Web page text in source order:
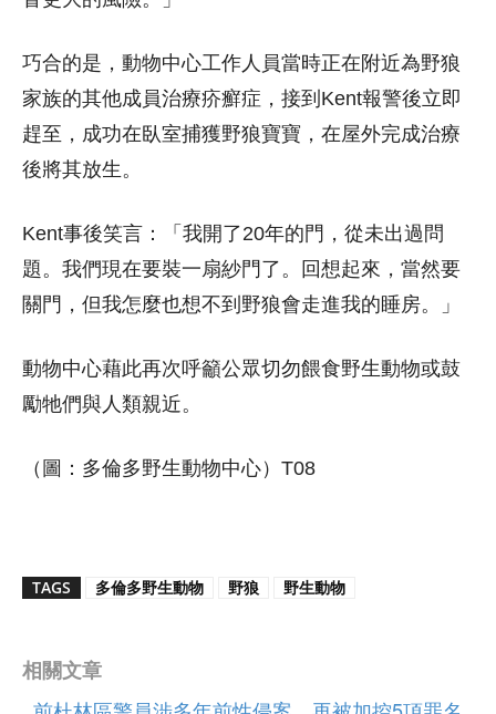
巧合的是，動物中心工作人員當時正在附近為野狼
家族的其他成員治療疥癬症，接到Kent報警後立即
趕至，成功在臥室捕獲野狼寶寶，在屋外完成治療
後將其放生。
Kent事後笑言：「我開了20年的門，從未出過問
題。我們現在要裝一扇紗門了。回想起來，當然要
關門，但我怎麼也想不到野狼會走進我的睡房。」
動物中心藉此再次呼籲公眾切勿餵食野生動物或鼓
勵牠們與人類親近。
（圖：多倫多野生動物中心）T08
TAGS 多倫多野生動物 野狼 野生動物
相關文章